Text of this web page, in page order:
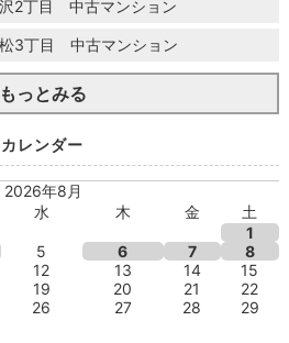
2丁目 中古マンション
3丁目 中古マンション
もっとみる
カレンダー
2026年8月
水 木 金
土
1
5 6 7
8
12 13 14
15
19 20 21
22
26 27 28
29